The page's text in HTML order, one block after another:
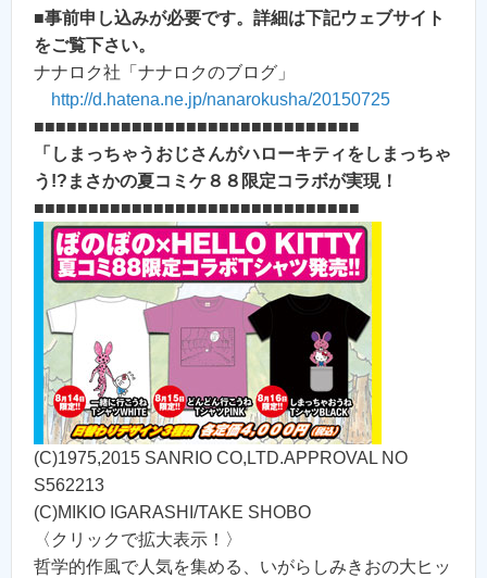
■事前申し込みが必要です。詳細は下記ウェブサイト
をご覧下さい。
ナナロク社「ナナロクのブログ」
http://d.hatena.ne.jp/nanarokusha/20150725
■■■■■■■■■■■■■■■■■■■■■■■■■■■■■■
「しまっちゃうおじさんがハローキティをしまっちゃ
う!?まさかの夏コミケ８８限定コラボが実現！
■■■■■■■■■■■■■■■■■■■■■■■■■■■■■■
(C)1975,2015 SANRIO CO,LTD.APPROVAL NO
S562213
(C)MIKIO IGARASHI/TAKE SHOBO
〈クリックで拡大表示！〉
哲学的作風で人気を集める、いがらしみきおの大ヒッ